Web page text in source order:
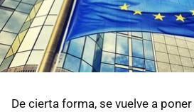
De cierta forma, se vuelve a poner